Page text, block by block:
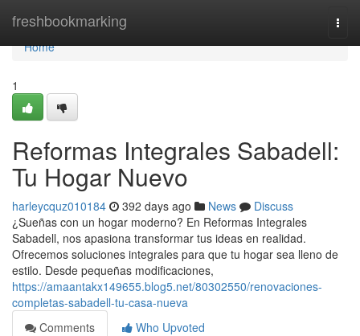
freshbookmarking
Home
Home
1
Reformas Integrales Sabadell:
Tu Hogar Nuevo
harleycquz010184 392 days ago News
Discuss
¿Sueñas con un hogar moderno? En Reformas Integrales
Sabadell, nos apasiona transformar tus ideas en realidad.
Ofrecemos soluciones integrales para que tu hogar sea lleno de
estilo. Desde pequeñas modificaciones,
https://amaantakx149655.blog5.net/80302550/renovaciones-
completas-sabadell-tu-casa-nueva
Comments
Who Upvoted